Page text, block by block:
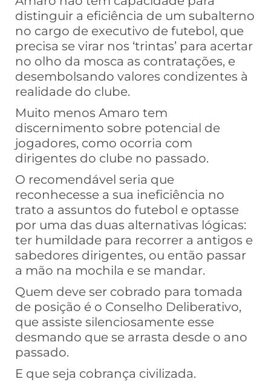
distinguir a eficiência de um subalterno
no cargo de executivo de futebol, que
precisa se virar nos ‘trintas’ para acertar
no olho da mosca as contratações, e
desembolsando valores condizentes à
realidade do clube.
Muito menos Amaro tem
discernimento sobre potencial de
jogadores, como ocorria com
dirigentes do clube no passado.
O recomendável seria que
reconhecesse a sua ineficiência no
trato a assuntos do futebol e optasse
por uma das duas alternativas lógicas:
ter humildade para recorrer a antigos e
sabedores dirigentes, ou então passar
a mão na mochila e se mandar.
Quem deve ser cobrado para tomada
de posição é o Conselho Deliberativo,
que assiste silenciosamente esse
desmando que se arrasta desde o ano
passado.
E que seja cobrança civilizada.